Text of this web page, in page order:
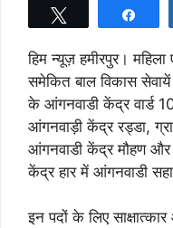
हिम न्यूज़ हमीरपुर। महिला
समेकित बाल विकास
के आंगनवाडी केंद्र वार्ड
आंगनवाड़ी केंद्र रड्डा,
आंगनवाडी केंद्र मौहण और
केंद्र हार में आंगनवाडी
इन पदों के लिए